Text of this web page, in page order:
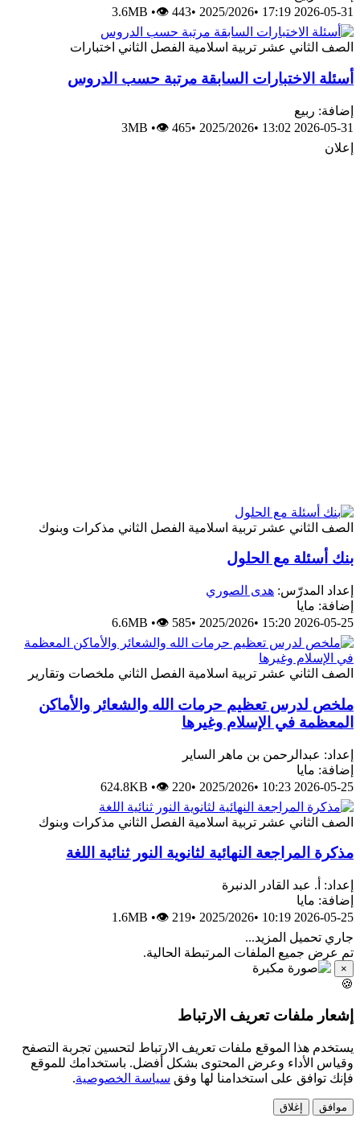
2026-05-31 17:19
•
2025/2026
•
3.6MB •👁 443
الصف الثاني عشر تربية اسلامية الفصل الثاني اختبارات
أسئلة الاختبارات السابقة مرتبة حسب الدروس
إضافة: ربيع
2026-05-31 13:02
•
2025/2026
•
3MB •👁 465
إعلان
الصف الثاني عشر تربية اسلامية الفصل الثاني مذكرات وبنوك
بنك أسئلة مع الحلول
إعداد المدرّس: هدى الصوري
إضافة: مايا
2026-05-25 15:20
•
2025/2026
•
6.6MB •👁 585
الصف الثاني عشر تربية اسلامية الفصل الثاني ملخصات وتقارير
ملخص لدرس تعظيم حرمات الله والشعائر والأماكن
المعظمة في الإسلام وغيرها
إعداد: عبدالرحمن بن ماهر الساير
إضافة: مايا
2026-05-25 10:23
•
2025/2026
•
624.8KB •👁 220
الصف الثاني عشر تربية اسلامية الفصل الثاني مذكرات وبنوك
مذكرة المراجعة النهائية لثانوية النور ثنائية اللغة
إعداد: أ. عبد القادر الدنبرة
إضافة: مايا
2026-05-25 10:19
•
2025/2026
•
1.6MB •👁 219
جاري تحميل المزيد...
تم عرض جميع الملفات المرتبطة الحالية.
×
🍪
إشعار ملفات تعريف الارتباط
يستخدم هذا الموقع ملفات تعريف الارتباط لتحسين تجربة التصفح
وقياس الأداء وعرض المحتوى بشكل أفضل. باستخدامك للموقع
فإنك توافق على استخدامنا لها وفق سياسة الخصوصية.
موافق إغلاق